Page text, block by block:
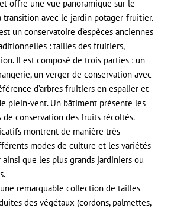
offre une vue panoramique sur le
transition avec le jardin potager-fruitier.
un conservatoire d’espèces anciennes
: tailles des fruitiers,
Il est composé de trois parties : un
un verger de conservation avec
d’arbres fruitiers en espalier et
plein-vent. Un bâtiment présente les
conservation des fruits récoltés.
montrent de manière très
modes de culture et les variétés
que les plus grands jardiniers ou
remarquable collection de tailles
des végétaux (cordons, palmettes,